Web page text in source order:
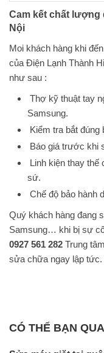
Cam kết chất lượng
Nội
Moi khách hàng khi
của Điện Lạnh Thành
như sau :
Thợ kỹ thuật tay
Samsung.
Kiểm tra bắt đúng
Báo giá trước khi
Linh kiện thay thế
sứ.
Chế độ bảo hành
Quý khách hàng đang
Samsung… khi bị sự
0927 561 282 Trung
sửa chữa ngay lập tức.
CÓ THỂ BẠN